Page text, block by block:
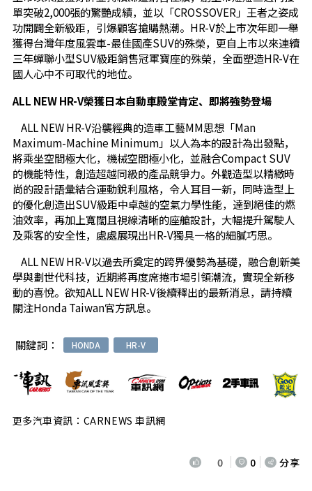
單突破2,000張的驚艷成績，並以「CROSSOVER」王者之姿成
功開闢全新級距，引爆顧客搶購熱潮。HR-V於上市次年即一舉
獲得台灣年度風雲車-最佳國產SUV的殊榮，更自上市以來連續
三年蟬聯小型SUV級距銷售冠軍寶座的殊榮，全面塑造HR-V在
國人心中不可取代的地位。
ALL NEW HR-V榮獲日本自動車殿堂肯定、即將強勢登場
ALL NEW HR-V沿襲經典的造車工藝MM思想「Man
Maximum-Machine Minimum」以人為本的設計為出發點，
將乘坐空間極大化，機械空間極小化，並融合Compact SUV
的機能特性，創造超越同級的產品競爭力。外觀造型以精緻時
尚的設計語彙結合運動銳利風格，令人耳目一新，同時造型上
的優化創造出SUV級距中卓越的空氣力學性能，達到絕佳的燃
油效率，再加上寬闊且視線清晰的座艙設計，大幅提升駕駛人
及乘客的安全性，處處展現出HR-V獨具一格的細膩巧思。
ALL NEW HR-V以過去所奠定的跨界優勢為基礎，融合創新美
學與劃世代科技，近期將再度席捲市場引領潮流，實現全新移
動的喜悅。欲知ALL NEW HR-V後續釋出的最新消息，請持續
關注Honda Taiwan官方訊息。
關鍵詞： HONDA HR-V
更多汽車資訊：CARNEWS 車訊網
0 0 分享